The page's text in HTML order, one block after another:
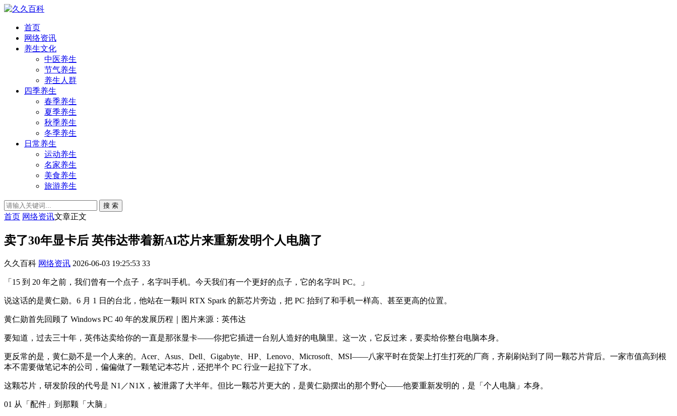
首页
网络资讯
养生文化
中医养生
节气养生
养生人群
四季养生
春季养生
夏季养生
秋季养生
冬季养生
日常养生
运动养生
名家养生
美食养生
旅游养生
搜 索
首页 网络资讯文章正文
卖了30年显卡后 英伟达带着新AI芯片来重新发明个人电脑了
久久百科 网络资讯 2026-06-03 19:25:53 33
「15 到 20 年之前，我们曾有一个点子，名字叫手机。今天我们有一个更好的点子，它的名字叫 PC。」
说这话的是黄仁勋。6 月 1 日的台北，他站在一颗叫 RTX Spark 的新芯片旁边，把 PC 抬到了和手机一样高、甚至更高的位置。
黄仁勋首先回顾了 Windows PC 40 年的发展历程｜图片来源：英伟达
要知道，过去三十年，英伟达卖给你的一直是那张显卡——你把它插进一台别人造好的电脑里。这一次，它反过来，要卖给你整台电脑本身。
更反常的是，黄仁勋不是一个人来的。Acer、Asus、Dell、Gigabyte、HP、Lenovo、Microsoft、MSI——八家平时在货架上打生打死的厂商，齐刷刷站到了同一颗芯片背后。一家市值高到根
本不需要做笔记本的公司，偏偏做了一颗笔记本芯片，还把半个 PC 行业一起拉下了水。
这颗芯片，研发阶段的代号是 N1／N1X，被泄露了大半年。但比一颗芯片更大的，是黄仁勋摆出的那个野心——他要重新发明的，是「个人电脑」本身。
01 从「配件」到那颗「大脑」